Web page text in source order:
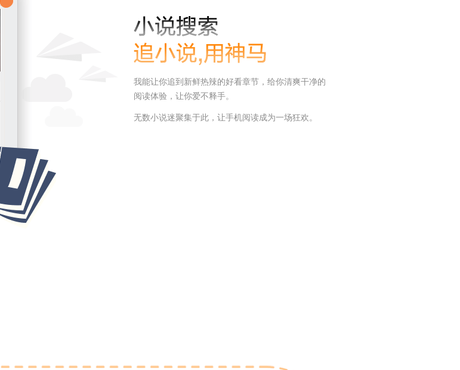
我能让你追到新鲜热辣的好看章节，给你清爽干净的
阅读体验，让你爱不释手。
无数小说迷聚集于此，让手机阅读成为一场狂欢。